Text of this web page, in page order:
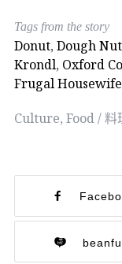
Tags from the story
Donut, Dough Nut
Krondl, Oxford
Frugal Housewife
Culture, Food / 料